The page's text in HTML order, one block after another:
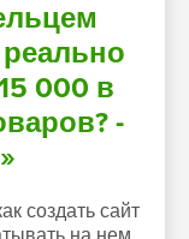
000 в
-
создать сайт